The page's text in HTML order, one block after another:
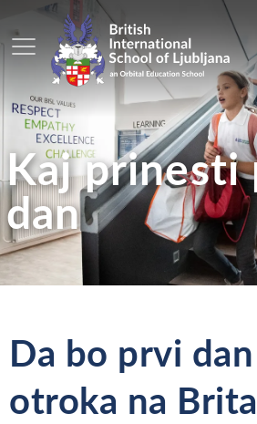
Glavni meni
Kaj prinesti
dan
Da bo prvi
otroka na